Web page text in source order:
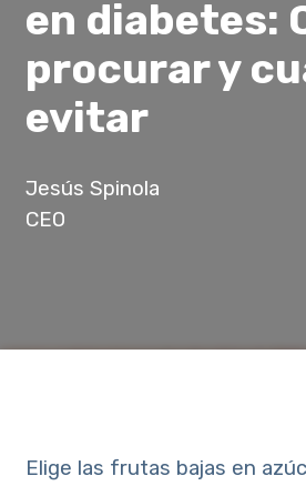
en diabetes:
procurar y
evitar
Jesús Spinola
CEO
Elige las frutas bajas en